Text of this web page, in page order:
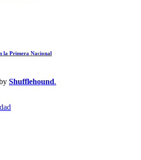
la Primera Nacional
Shufflehound.